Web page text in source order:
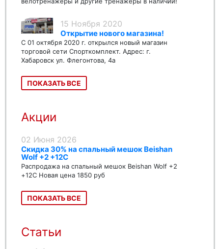
15 Ноября 2020
Открытие нового магазина!
С 01 октября 2020 г. открылся новый магазин
торговой сети Спорткомплект. Адрес: г.
Хабаровск ул. Флегонтова, 4а
ПОКАЗАТЬ ВСЕ
Акции
02 Июня 2026
Скидка 30% на спальный мешок Beishan
Wolf +2 +12C
Распродажа на спальный мешок Beishan Wolf +2
+12C Новая цена 1850 руб
ПОКАЗАТЬ ВСЕ
Статьи